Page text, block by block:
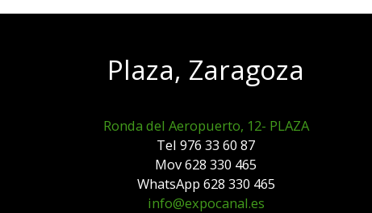
Plaza, Zaragoza
Ronda del Aeropuerto, 12- PLAZA
Tel 976 33 60 87
Mov 628 330 465
WhatsApp 628 330 465
info@expocanal.es